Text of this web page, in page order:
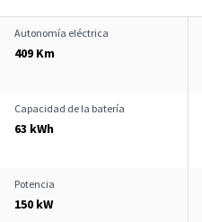
Autonomía eléctrica
409 Km
Capacidad de la batería
63 kWh
Potencia
150 kW